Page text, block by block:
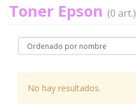
Toner Epson (0 art.)
No hay resultados.